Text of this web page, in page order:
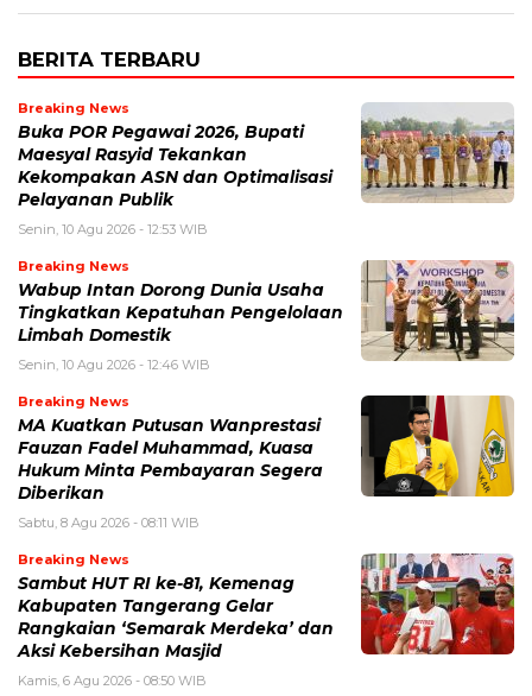
BERITA TERBARU
Breaking News
Buka POR Pegawai 2026, Bupati
Maesyal Rasyid Tekankan
Kekompakan ASN dan Optimalisasi
Pelayanan Publik
Senin, 10 Agu 2026 - 12:53 WIB
Breaking News
Wabup Intan Dorong Dunia Usaha
Tingkatkan Kepatuhan Pengelolaan
Limbah Domestik
Senin, 10 Agu 2026 - 12:46 WIB
Breaking News
MA Kuatkan Putusan Wanprestasi
Fauzan Fadel Muhammad, Kuasa
Hukum Minta Pembayaran Segera
Diberikan
Sabtu, 8 Agu 2026 - 08:11 WIB
Breaking News
Sambut HUT RI ke-81, Kemenag
Kabupaten Tangerang Gelar
Rangkaian ‘Semarak Merdeka’ dan
Aksi Kebersihan Masjid
Kamis, 6 Agu 2026 - 08:50 WIB